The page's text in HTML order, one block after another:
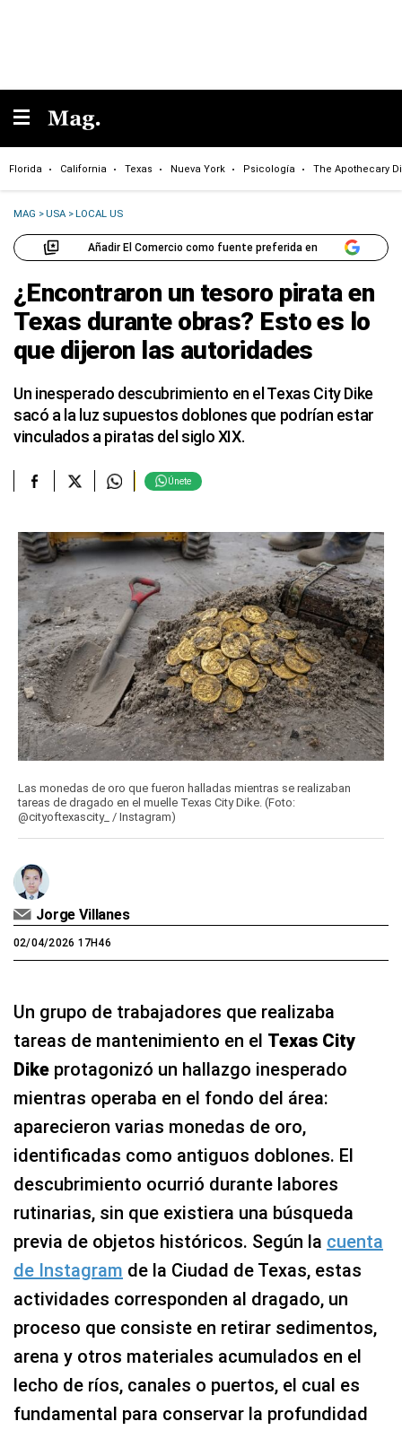
Florida California Texas Nueva York Psicología The Apothecary
MAG >USA >LOCAL US
Añadir El Comercio como fuente preferida en
¿Encontraron un tesoro pirata en
Texas durante obras? Esto es lo
que dijeron las autoridades
Un inesperado descubrimiento en el Texas City Dike
sacó a la luz supuestos doblones que podrían estar
vinculados a piratas del siglo XIX.
Únete
Las monedas de oro que fueron halladas mientras se realizaban
tareas de dragado en el muelle Texas City Dike. (Foto:
@cityoftexascity_ / Instagram)
Jorge Villanes
02/04/2026 17H46
Un grupo de trabajadores que realizaba
tareas de mantenimiento en el Texas City
Dike protagonizó un hallazgo inesperado
mientras operaba en el fondo del área:
aparecieron varias monedas de oro,
identificadas como antiguos doblones. El
descubrimiento ocurrió durante labores
rutinarias, sin que existiera una búsqueda
previa de objetos históricos. Según la cuenta
de Instagram de la Ciudad de Texas, estas
actividades corresponden al dragado, un
proceso que consiste en retirar sedimentos,
arena y otros materiales acumulados en el
lecho de ríos, canales o puertos, el cual es
fundamental para conservar la profundidad